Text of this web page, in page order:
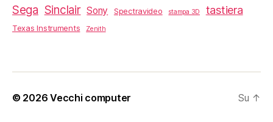
Sega Sinclair Sony Spectravideo stampa 3D tastiera
Texas Instruments Zenith
© 2026Vecchi computer Su ↑